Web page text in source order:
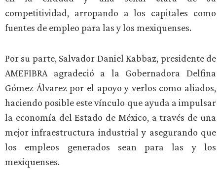
competitividad, arropando a los capitales como
fuentes de empleo para las y los mexiquenses.
Por su parte, Salvador Daniel Kabbaz, presidente de
AMEFIBRA agradeció a la Gobernadora Delfina
Gómez Álvarez por el apoyo y verlos como aliados,
haciendo posible este vínculo que ayuda a impulsar
la economía del Estado de México, a través de una
mejor infraestructura industrial y asegurando que
los empleos generados sean para las y los
mexiquenses.